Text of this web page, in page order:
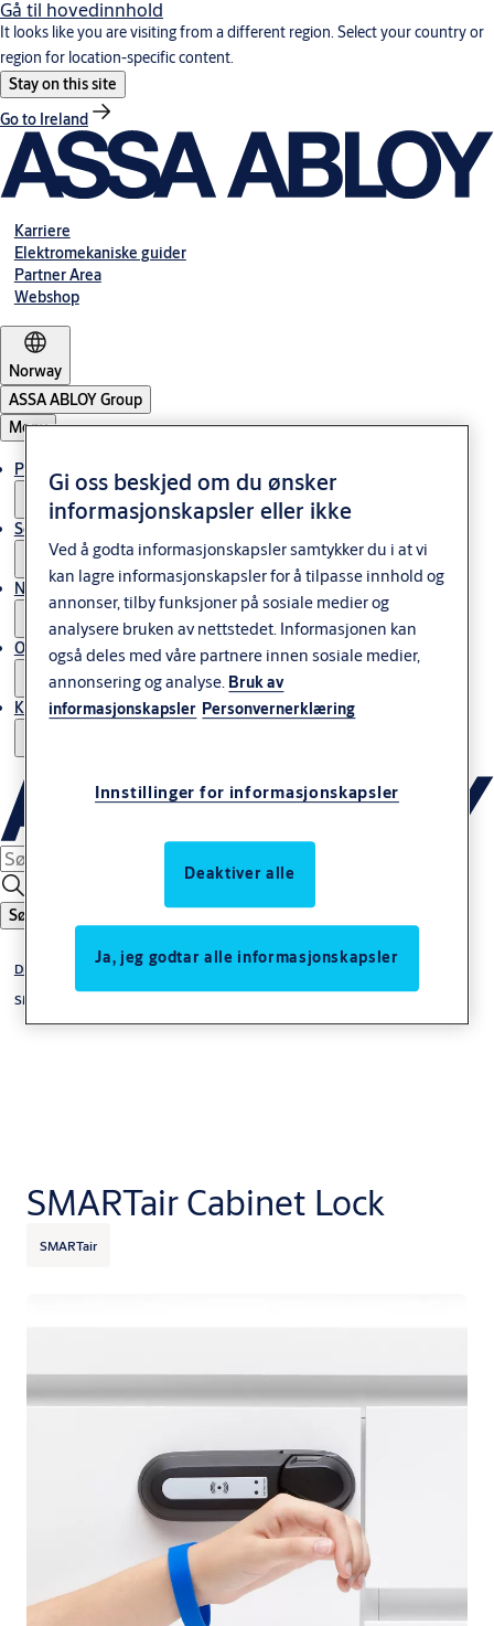
Gå til hovedinnhold
It looks like you are visiting from a different region. Select your country or
region for location-specific content.
Stay on this site
Go to Ireland
Karriere
Elektromekaniske guider
Partner Area
Webshop
Norway
ASSA ABLOY Group
Meny
Produkter og løsninger
Service
Nyheter & artikler
Om ASSA ABLOY Norway
Kontakt oss
Søk
Digital Access Solutions
SMARTair
SMARTair Cabinet Lock
SMARTair
Gi oss beskjed om du ønsker
informasjonskapsler eller ikke
Ved å godta informasjonskapsler samtykker du i at vi
kan lagre informasjonskapsler for å tilpasse innhold og
annonser, tilby funksjoner på sosiale medier og
analysere bruken av nettstedet. Informasjonen kan
også deles med våre partnere innen sosiale medier,
annonsering og analyse. Bruk av
informasjonskapsler Personvernerklæring
Innstillinger for informasjonskapsler
Deaktiver alle
Ja, jeg godtar alle informasjonskapsler